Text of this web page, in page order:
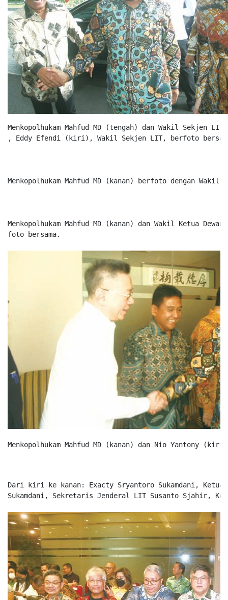
Menkopolhukam Mahfud MD (tengah) dan Wakil Sekjen
, Eddy Efendi (kiri), Wakil Sekjen LIT, berfoto
Menkopolhukam Mahfud MD (kanan) berfoto dengan
Menkopolhukam Mahfud MD (kanan) dan Wakil Ketua
foto bersama.
Menkopolhukam Mahfud MD (kanan) dan Nio Yantony
Dari kiri ke kanan: Exacty Sryantoro Sukamdani, Ketua
Sukamdani, Sekretaris Jenderal LIT Susanto Sjahir,